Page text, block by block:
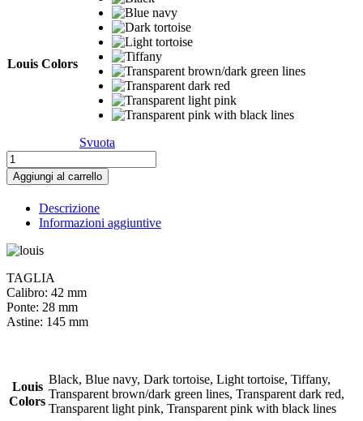
Louis Colors
Svuota
Louis
quantità
Aggiungi al carrello
Descrizione
Informazioni aggiuntive
TAGLIA
Calibro: 42 mm
Ponte: 28 mm
Astine: 145 mm
Louis
Colors
Black, Blue navy, Dark tortoise, Light tortoise, Tiffany,
Transparent brown/dark green lines, Transparent dark red,
Transparent light pink, Transparent pink with black lines